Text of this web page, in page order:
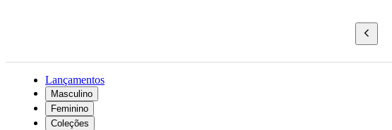
Lançamentos
Masculino
Feminino
Coleções
Feminino